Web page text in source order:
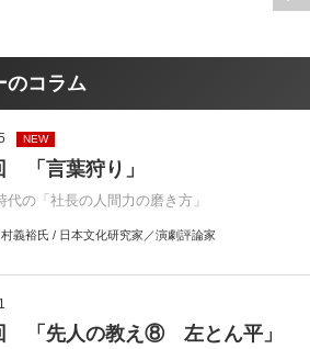
のコラム
NEW
「言葉狩り」
代の「社長の人間力の磨き方」
義裕氏 / 日本文化研究家／演劇評論家
「先人の教え⑧ 左とん平」